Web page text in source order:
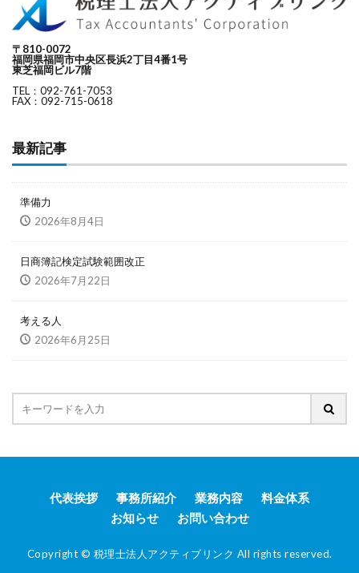
〒810-0072
福岡県福岡市中央区長浜2丁目4番1号
東芝福岡ビル7階
TEL：092-761-7053
FAX：092-715-0618
最新記事
準備力
2026年8月4日
日商簿記検定試験範囲改正
2026年7月22日
考える人
2026年6月25日
代表挨拶 事務所紹介 業務内容
料金体系
お知らせ
お問い合わせ
Copyright © 税理士法人アクティブリンク All rights reserved.